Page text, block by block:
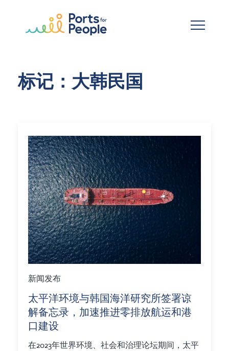
标记：大韩民国
新闻发布
太平洋环境与韩国海洋研究所签署谅
解备忘录，加速推进零排放航运和港
口建设
在2023年世界环境、社会和治理论坛期间，太平